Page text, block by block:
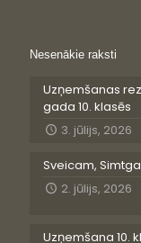
Nesenākie raksti
Uzņemšanas
gada 10. klasēs
3. jūlijs, 2026
Sveicam,
2. jūlijs, 2026
Uzņemšana 10.